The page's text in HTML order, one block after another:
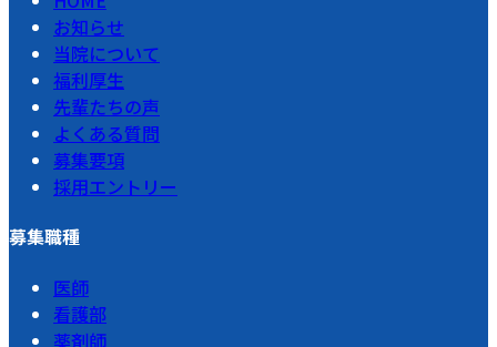
お知らせ
当院について
福利厚生
先輩たちの声
よくある質問
募集要項
採用エントリー
募集職種
医師
看護部
薬剤師